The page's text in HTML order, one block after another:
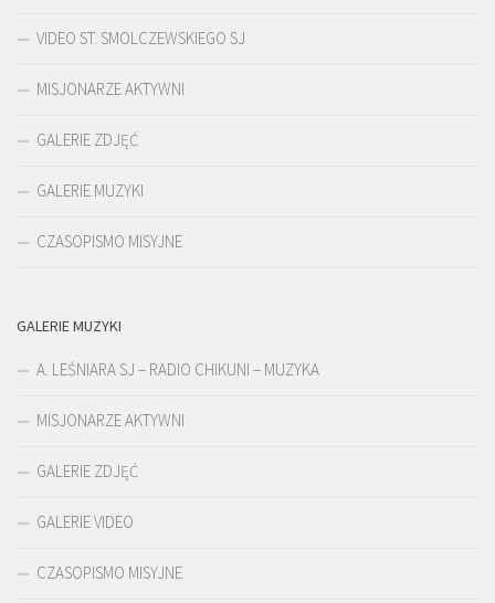
VIDEO ST. SMOLCZEWSKIEGO SJ
MISJONARZE AKTYWNI
GALERIE ZDJĘĆ
GALERIE MUZYKI
CZASOPISMO MISYJNE
GALERIE MUZYKI
A. LEŚNIARA SJ – RADIO CHIKUNI – MUZYKA
MISJONARZE AKTYWNI
GALERIE ZDJĘĆ
GALERIE VIDEO
CZASOPISMO MISYJNE